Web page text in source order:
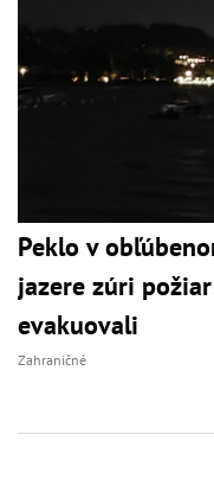
Peklo v
jazere zúri
evakuovali
Zahraničné